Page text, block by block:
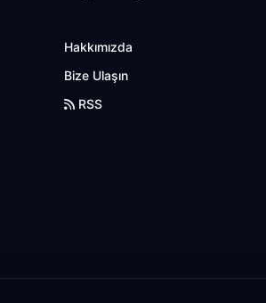
Hakkımızda
Bize Ulaşın
RSS